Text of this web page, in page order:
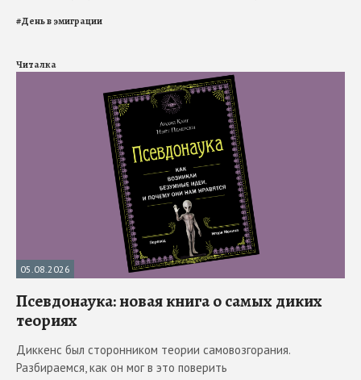
#День в эмиграции
Читалка
05.08.2026
Псевдонаука: новая книга о самых диких
теориях
Диккенс был сторонником теории самовозгорания.
Разбираемся, как он мог в это поверить